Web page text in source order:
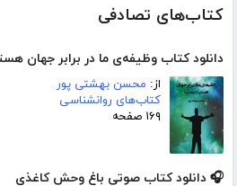
کتاب‌های تصادفی
دانلود کتاب وظیفه‌ی ما در برابر جهان
از: محسن بهشتی پور
کتاب‌های روانشناسی
۱۶۹ صفحه
🎧 دانلود کتاب صوتی باغ وحش کاغذی